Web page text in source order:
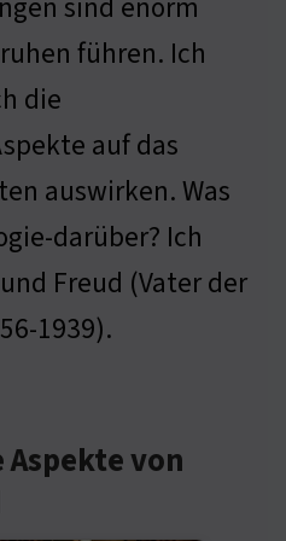
führen. Ich
die
auf das
auswirken. Was
darüber? Ich
Freud (Vater der
1939).
von